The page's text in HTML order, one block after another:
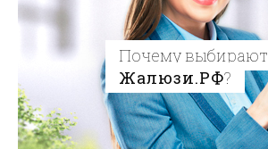
Почему выбирают
Жалюзи.РФ?